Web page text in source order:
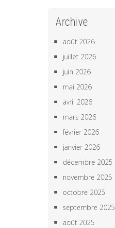
Archive
août 2026
juillet 2026
juin 2026
mai 2026
avril 2026
mars 2026
février 2026
janvier 2026
décembre 2025
novembre 2025
octobre 2025
septembre 2025
août 2025